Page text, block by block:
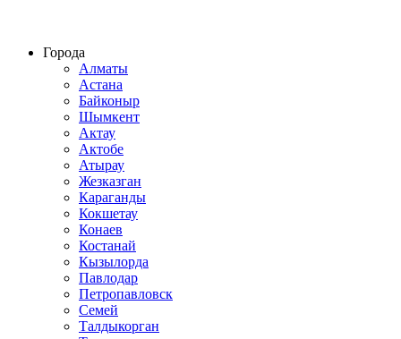
Города
Алматы
Астана
Байконыр
Шымкент
Актау
Актобе
Атырау
Жезказган
Караганды
Кокшетау
Конаев
Костанай
Кызылорда
Павлодар
Петропавловск
Семей
Талдыкорган